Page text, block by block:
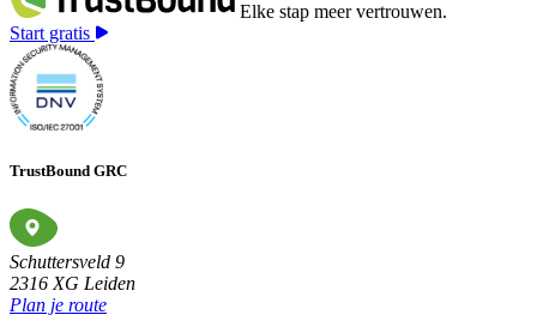
Elke stap meer vertrouwen.
Start gratis
TrustBound GRC
Schuttersveld 9
2316 XG Leiden
Plan je route